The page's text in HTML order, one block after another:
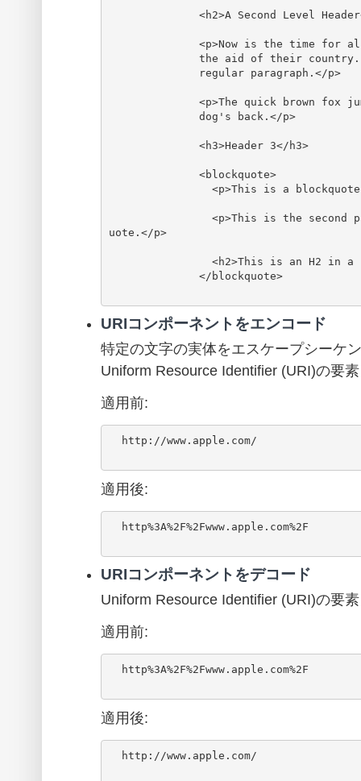
              <h2>A Second Level Header</h2>
              <p>Now is the time for all good men to come to
              the aid of their country. This is just a
              <p>The quick brown fox jumped over the lazy
              dog's back.</p>
              <h3>Header 3</h3>
              <blockquote>
                <p>This is a blockquote.</p>
                <p>This is the second paragraph in the blockq
uote.</p>
                <h2>This is an H2 in a blockquote</h2>
              </blockquote>
URIコンポーネントをエンコード
特定の文字の実体をエスケープシーケ
Uniform Resource Identifier (URI)の要
適用前:
適用後:
URIコンポーネントをデコード
Uniform Resource Identifier (URI)の要
適用前:
適用後: